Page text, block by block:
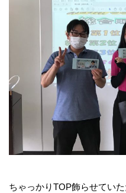
ちゃっかりTOP飾らせていた